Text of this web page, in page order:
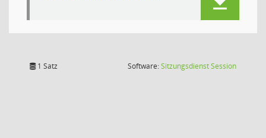
1 Satz Software:SitzungsdienstSession(Wird in